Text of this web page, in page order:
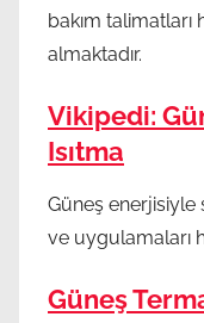
bakım talimatları
almaktadır.
Vikipedi:
Isıtma
Güneş enerjisiyle
ve uygulamaları
Güneş